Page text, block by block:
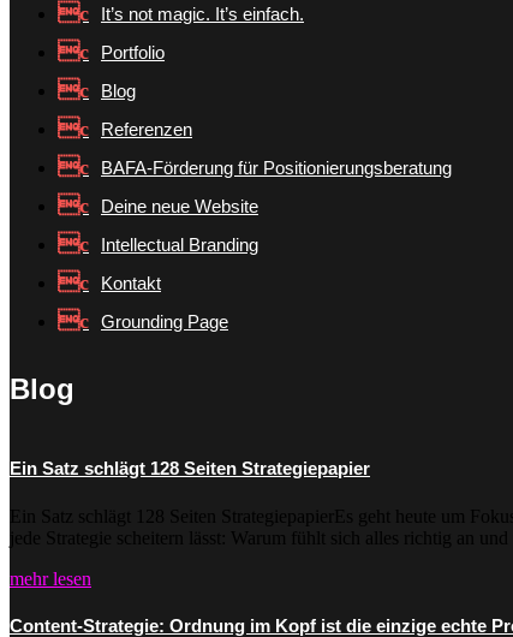
It’s not magic. It’s einfach.
Portfolio
Blog
Referenzen
BAFA-Förderung für Positionierungsberatung
Deine neue Website
Intellectual Branding
Kontakt
Grounding Page
Blog
Ein Satz schlägt 128 Seiten Strategiepapier
Ein Satz schlägt 128 Seiten StrategiepapierEs geht heute um
jede Strategie scheitern lässt: Warum fühlt sich alles richtig an und
mehr lesen
Content-Strategie: Ordnung im Kopf ist die einzige echte